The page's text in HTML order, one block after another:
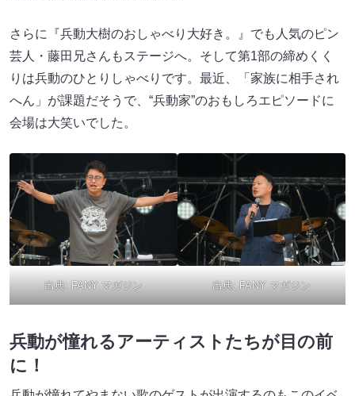
さらに『兵動大樹のおしゃべり大好き。』でも人気のピン
芸人・藤田兄さんもステージへ。そして第1部の締めくく
りは兵動のひとりしゃべりです。最近、「家族に相手され
へん」が課題だそうで、“兵動家”のおもしろエピソードに
会場は大笑いでした。
出典: FANY マガジン 出典: FANY マガジン
兵動が憧れるアーティストたちが目の前
に！